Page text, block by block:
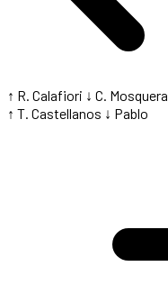
↑ R. Calafiori ↓ C. Mosquera
↑ T. Castellanos ↓ Pablo